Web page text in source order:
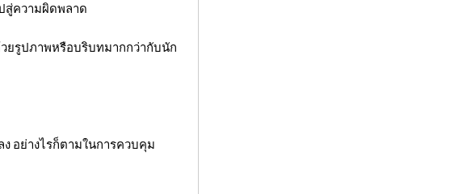
สู่ความผิดพลาด
วยรูปภาพหรือบริบทมากกว่ากับนัก
อย่างไรก็ตามในการควบคุม